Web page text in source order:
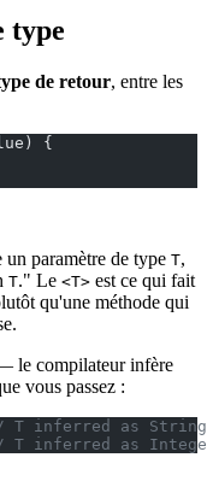
type
de retour, entre les
{
paramètre de type T,
T." Le <T> est ce qui fait
qu'une méthode qui
le compilateur infère
vous passez :
T inferred as String
T inferred as